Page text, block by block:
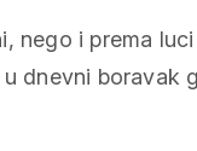
nego i prema
dnevni boravak